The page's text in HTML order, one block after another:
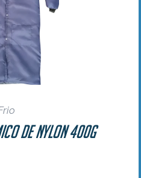
de Nylon 400g